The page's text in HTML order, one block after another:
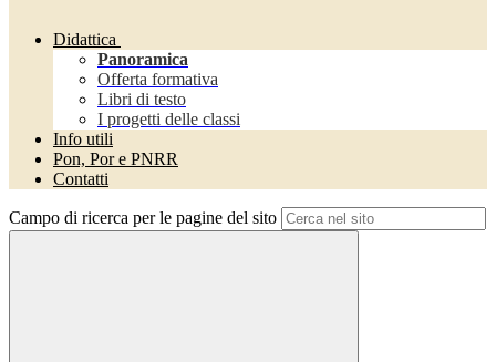
Didattica
Panoramica
Offerta formativa
Libri di testo
I progetti delle classi
Info utili
Pon, Por e PNRR
Contatti
Campo di ricerca per le pagine del sito